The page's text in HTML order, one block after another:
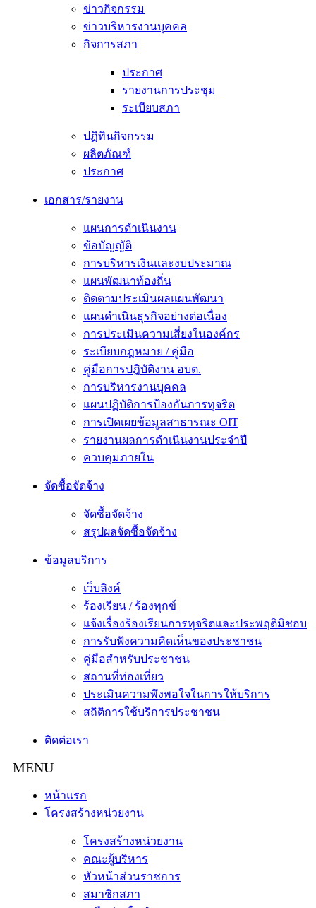
ข่าวกิจกรรม
ข่าวบริหารงานบุคคล
กิจการสภา
ประกาศ
รายงานการประชุม
ระเบียบสภา
ปฏิทินกิจกรรม
ผลิตภัณฑ์
ประกาศ
เอกสาร/รายงาน
แผนการดำเนินงาน
ข้อบัญญัติ
การบริหารเงินและงบประมาณ
แผนพัฒนาท้องถิ่น
ติดตามประเมินผลแผนพัฒนา
แผนดำเนินธุรกิจอย่างต่อเนื่อง
การประเมินความเสี่ยงในองค์กร
ระเบียบกฎหมาย / คู่มือ
คู่มือการปฎิบัติงาน อบต.
การบริหารงานบุคคล
แผนปฏิบัติการป้องกันการทุจริต
การเปิดเผยข้อมูลสาธารณะ OIT
รายงานผลการดำเนินงานประจำปี
ควบคุมภายใน
จัดซื้อจัดจ้าง
จัดซื้อจัดจ้าง
สรุปผลจัดซื้อจัดจ้าง
ข้อมูลบริการ
เว็บลิงค์
ร้องเรียน / ร้องทุกข์
แจ้งเรื่องร้องเรียนการทุจริตและประพฤติมิชอบ
การรับฟังความคิดเห็นของประชาชน
คู่มือสำหรับประชาชน
สถานที่ท่องเที่ยว
ประเมินความพึงพอใจในการให้บริการ
สถิติการใช้บริการประชาชน
ติดต่อเรา
หน้าแรก
โครงสร้างหน่วยงาน
โครงสร้างหน่วยงาน
คณะผู้บริหาร
หัวหน้าส่วนราชการ
สมาชิกสภา